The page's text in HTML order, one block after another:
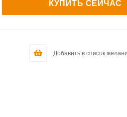
Добавить в список